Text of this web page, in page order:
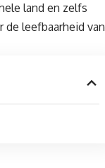
land en zelfs
leefbaarheid van